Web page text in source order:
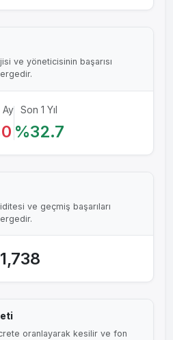
ve yöneticisinin başarısı
Ay Son 1 Yıl
%32.7
ve geçmiş başarıları
1,738
oranlayarak kesilir ve fon